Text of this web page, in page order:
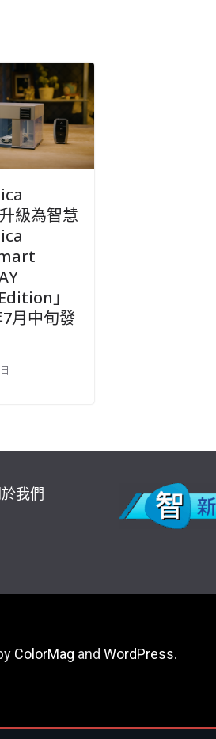
級為智慧
」
月中旬發
我們
ColorMag and WordPress.